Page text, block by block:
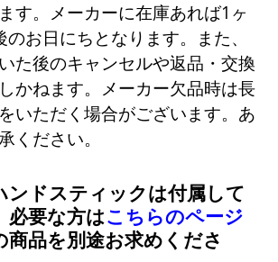
す。メーカーに在庫あれば1ヶ
お日にちとなります。また、
た後のキャンセルや返品・交換
かねます。メーカー欠品時は長
いただく場合がございます。あ
ください。
ンドスティックは付属して
必要な方はこちらのページ
商品を別途お求めくださ